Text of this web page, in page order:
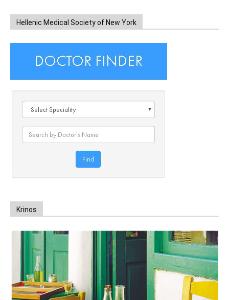
Hellenic Medical Society of New York
Krinos